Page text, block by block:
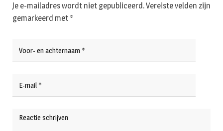
Je e-mailadres wordt niet gepubliceerd.Vereiste velden zijn
gemarkeerd met *